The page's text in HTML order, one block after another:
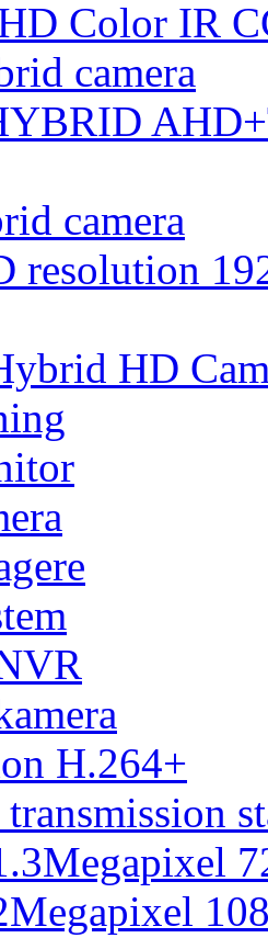
Color IR
camera
camera
resolution
HD
H.264+